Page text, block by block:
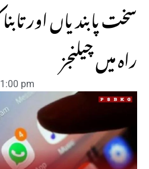
سخت پابندیاں اور
راہ میں چیلنجز
1:00 pm